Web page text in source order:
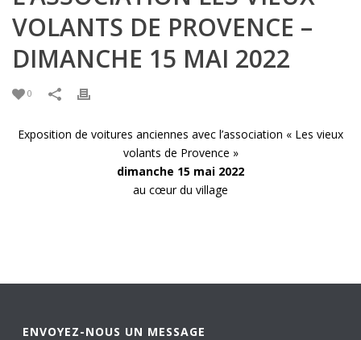
VOLANTS DE PROVENCE –
DIMANCHE 15 MAI 2022
0
Exposition de voitures anciennes avec l’association « Les vieux
volants de Provence »
dimanche 15 mai 2022
au cœur du village
ENVOYEZ-NOUS UN MESSAGE